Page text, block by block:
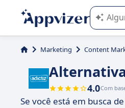
A IA
Marketing Content
4.0Com
Se você está em busca